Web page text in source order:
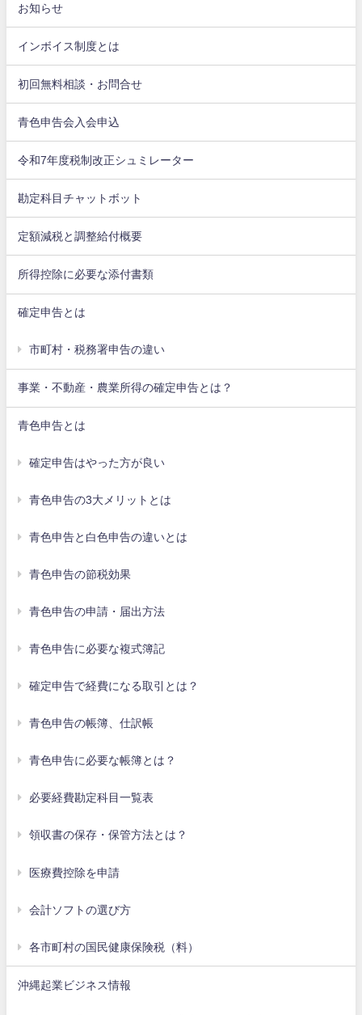
お知らせ
インボイス制度とは
初回無料相談・お問合せ
青色申告会入会申込
令和7年度税制改正シュミレーター
勘定科目チャットボット
定額減税と調整給付概要
所得控除に必要な添付書類
確定申告とは
市町村・税務署申告の違い
事業・不動産・農業所得の確定申告とは？
青色申告とは
確定申告はやった方が良い
青色申告の3大メリットとは
青色申告と白色申告の違いとは
青色申告の節税効果
青色申告の申請・届出方法
青色申告に必要な複式簿記
確定申告で経費になる取引とは？
青色申告の帳簿、仕訳帳
青色申告に必要な帳簿とは？
必要経費勘定科目一覧表
領収書の保存・保管方法とは？
医療費控除を申請
会計ソフトの選び方
各市町村の国民健康保険税（料）
沖縄起業ビジネス情報